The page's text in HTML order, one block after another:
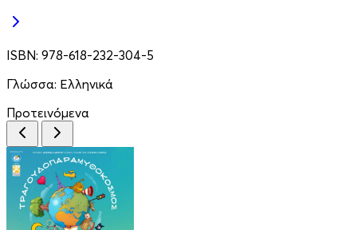
ISBN: 978-618-232-304-5
Γλώσσα: Ελληνικά
Προτεινόμενα